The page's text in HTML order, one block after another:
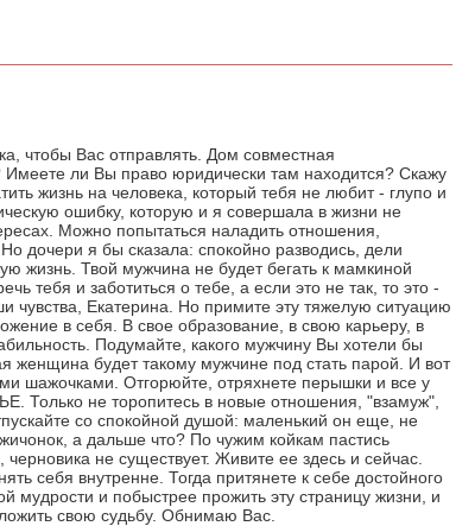
чтобы Вас отправлять. Дом совместная
Имеете ли Вы право юридически там находится? Скажу
жизнь на человека, который тебя не любит - глупо и
ошибку, которую и я совершала в жизни не
Можно попытаться наладить отношения,
дочери я бы сказала: спокойно разводись, дели
жизнь. Твой мужчина не будет бегать к мамкиной
тебя и заботиться о тебе, а если это не так, то это -
чувства, Екатерина. Но примите эту тяжелую ситуацию
в себя. В свое образование, в свою карьеру, в
Подумайте, какого мужчину Вы хотели бы
женщина будет такому мужчине под стать парой. И вот
шажочками. Отгорюйте, отряхнете перышки и все у
Только не торопитесь в новые отношения, "взамуж",
со спокойной душой: маленький он еще, не
а дальше что? По чужим койкам пастись
не существует. Живите ее здесь и сейчас.
себя внутренне. Тогда притянете к себе достойного
мудрости и побыстрее прожить эту страницу жизни, и
свою судьбу. Обнимаю Вас.